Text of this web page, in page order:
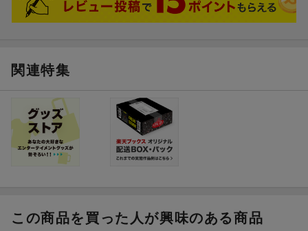
関連特集
この商品を買った人が興味のある商品